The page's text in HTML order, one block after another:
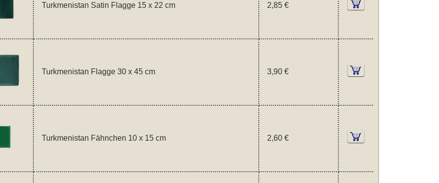
Turkmenistan Satin Flagge 15 x 22 cm 2,85 €
Turkmenistan Flagge 30 x 45 cm 3,90 €
Turkmenistan Fähnchen 10 x 15 cm 2,60 €